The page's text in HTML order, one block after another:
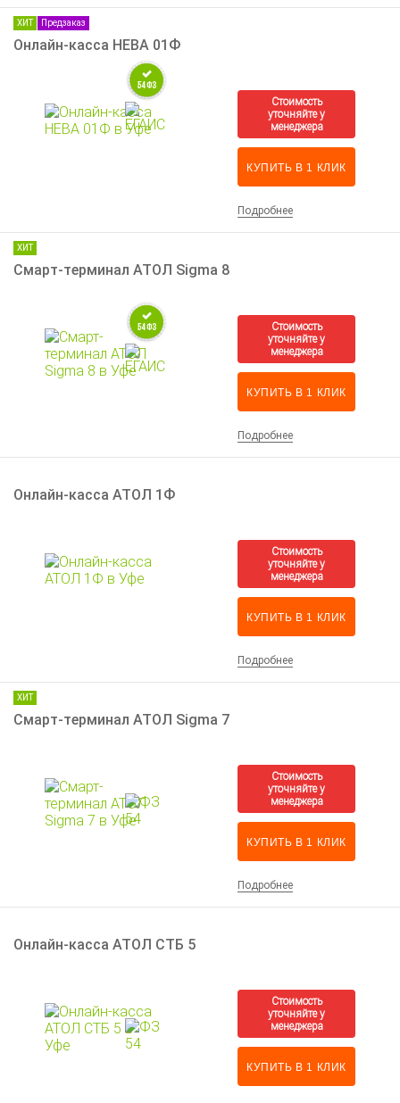
ХИТ Предзаказ
Онлайн-касса НЕВА 01Ф
КУПИТЬ В 1 КЛИК
Подробнее
ХИТ
Смарт-терминал АТОЛ Sigma 8
КУПИТЬ В 1 КЛИК
Подробнее
Онлайн-касса АТОЛ 1Ф
КУПИТЬ В 1 КЛИК
Подробнее
ХИТ
Смарт-терминал АТОЛ Sigma 7
КУПИТЬ В 1 КЛИК
Подробнее
Онлайн-касса АТОЛ СТБ 5
КУПИТЬ В 1 КЛИК